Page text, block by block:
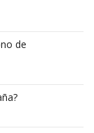
de